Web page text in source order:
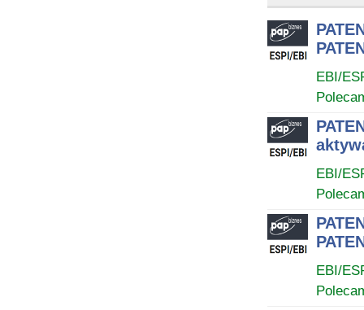
EBI/
EBI/
EBI/